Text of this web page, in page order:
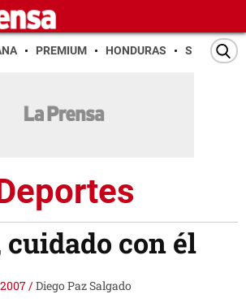
PREMIUM HONDURAS SAN PEDRO
con él
/Diego Paz Salgado